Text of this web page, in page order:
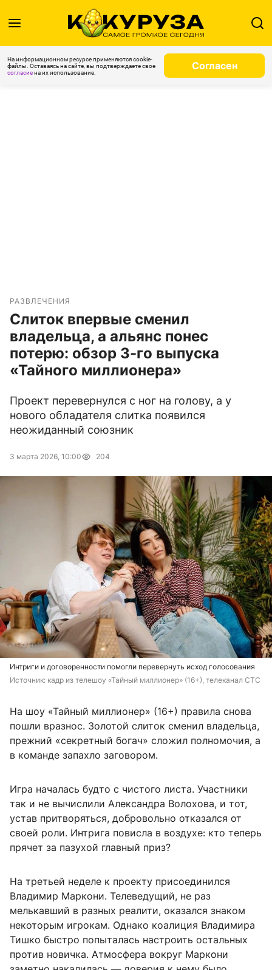
На информационном ресурсе применяются cookie-
файлы. Оставаясь на сайте, вы подтверждаете свое
согласиена их использование.
Согласен
РАЗВЛЕЧЕНИЯ
Слиток впервые сменил
владельца, а альянс понес
потерю: обзор 3-го выпуска
«Тайного миллионера»
Проект перевернулся с ног на голову, а у
нового обладателя слитка появился
неожиданный союзник
3 марта 2026, 10:00 204
Интриги и договоренности помогли перевернуть исход голосования
Источник: кадр из телешоу «Тайный миллионер» (16+), телеканал СТС
На шоу «Тайный миллионер» (16+) правила снова
пошли вразнос. Золотой слиток сменил владельца,
прежний «секретный богач» сложил полномочия, а
в команде запахло заговором.
Игра началась будто с чистого листа. Участники
так и не вычислили Александра Волохова, и тот,
устав притворяться, добровольно отказался от
своей роли. Интрига повисла в воздухе: кто теперь
прячет за пазухой главный приз?
На третьей неделе к проекту присоединился
Владимир Маркони. Телеведущий, не раз
мелькавший в разных реалити, оказался знаком
некоторым игрокам. Однако коалиция Владимира
Тишко быстро попыталась настроить остальных
против новичка. Атмосфера вокруг Маркони